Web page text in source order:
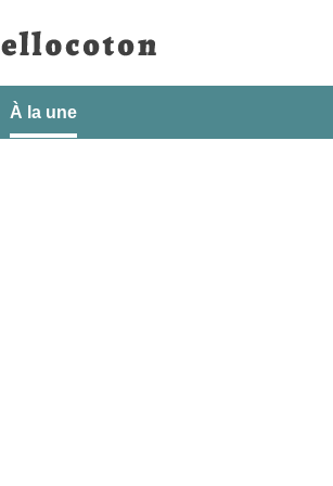
Hellocoton
À la une